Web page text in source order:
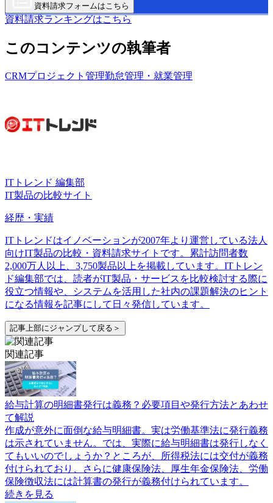
資料請求フォームはこちら
資料請求ランキングはこちら
このコンテンツの執筆者
CRMプロジェクト管理勤怠管理・就業管理
ITトレンド 編集部
IT製品の比較サイト
経歴・実績
ITトレンドはイノベーションが2007年より運営している法人
向けIT製品の比較・資料請求サイトです。累計訪問者数
2,000万人以上、3,750製品以上を掲載しています。ITトレン
ド編集部では、読者がIT製品・サービスを比較検討する際に
役立つ情報や、システムを活用した社内の課題解決のヒント
になる情報を記事にして日々発信しています。
記事上部にジャンプして戻る＞
関連記事
給与計算の明細書発行は義務？必要項目や発行方法とあわせ
て解説
作成が意外に面倒な給与明細書。実は労働基準法に発行義務
は示されていません。では、実際に給与明細書は発行しなく
てもいいのでしょうか？ところが、所得税法には交付が義務
付けられており、さらに健康保険法、厚生年金保険法、労働
保険徴収法には計算書の発行が義務付けられています。
続きを見る